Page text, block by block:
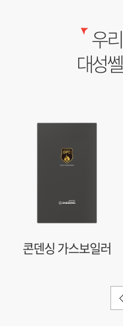
우
대성
콘덴싱 가스보일러